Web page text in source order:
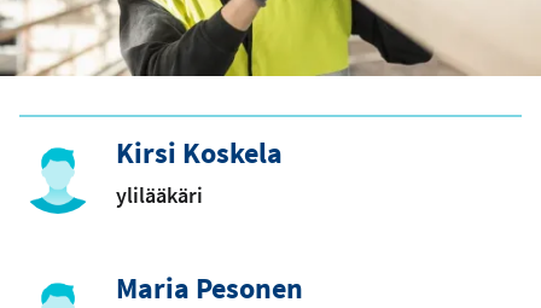
Kirsi Koskela
ylilääkäri
Maria Pesonen